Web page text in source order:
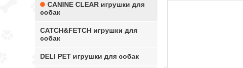
CANINE CLEAR игрушки для
собак
CATCH&FETCH игрушки для
собак
DELI PET игрушки для собак